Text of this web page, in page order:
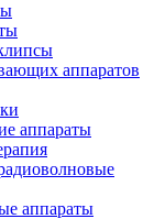
аппаратов
аппараты
аппараты